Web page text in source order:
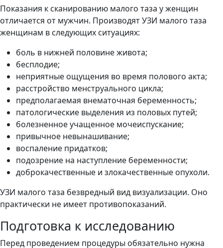
Показания к сканированию малого таза у женщин
отличается от мужчин. Производят УЗИ малого таза
женщинам в следующих ситуациях:
боль в нижней половине живота;
бесплодие;
неприятные ощущения во время полового акта;
расстройство менструального цикла;
предполагаемая внематочная беременность;
патологические выделения из половых путей;
болезненное учащенное мочеиспускание;
привычное невынашивание;
воспаление придатков;
подозрение на наступление беременности;
доброкачественные и злокачественные опухоли.
УЗИ малого таза безвредный вид визуализации. Оно
практически не имеет противопоказаний.
Подготовка к исследованию
Перед проведением процедуры обязательно нужна